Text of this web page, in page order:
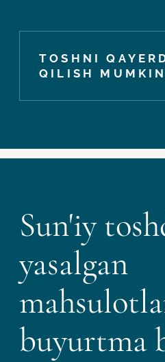
TOSHNI
QILISH
Sun'iy
yasalgan
buyurtma